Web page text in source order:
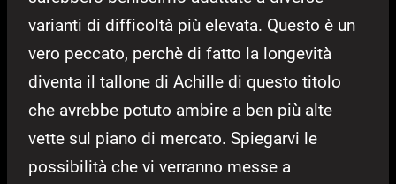
varianti di difficoltà più elevata. Questo è un
vero peccato, perchè di fatto la longevità
diventa il tallone di Achille di questo titolo
che avrebbe potuto ambire a ben più alte
vette sul piano di mercato. Spiegarvi le
possibilità che vi verranno messe a